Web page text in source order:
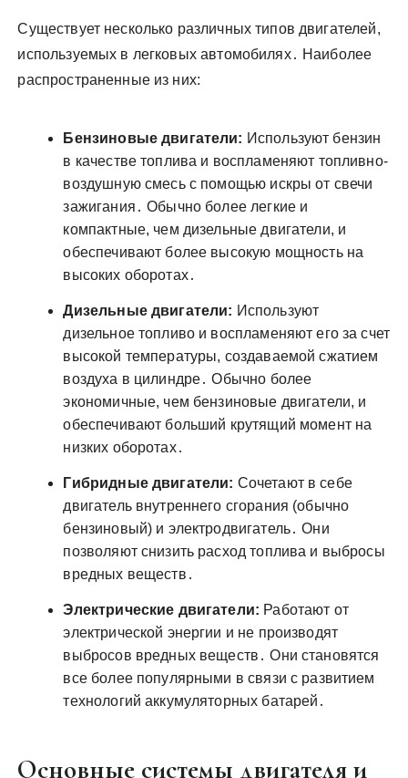
Существует несколько различных типов двигателей,
используемых в легковых автомобилях․ Наиболее
распространенные из них:
Бензиновые двигатели: Используют бензин
в качестве топлива и воспламеняют топливно-
воздушную смесь с помощью искры от свечи
зажигания․ Обычно более легкие и
компактные, чем дизельные двигатели, и
обеспечивают более высокую мощность на
высоких оборотах․
Дизельные двигатели: Используют
дизельное топливо и воспламеняют его за счет
высокой температуры, создаваемой сжатием
воздуха в цилиндре․ Обычно более
экономичные, чем бензиновые двигатели, и
обеспечивают больший крутящий момент на
низких оборотах․
Гибридные двигатели: Сочетают в себе
двигатель внутреннего сгорания (обычно
бензиновый) и электродвигатель․ Они
позволяют снизить расход топлива и выбросы
вредных веществ․
Электрические двигатели: Работают от
электрической энергии и не производят
выбросов вредных веществ․ Они становятся
все более популярными в связи с развитием
технологий аккумуляторных батарей․
Основные системы двигателя и